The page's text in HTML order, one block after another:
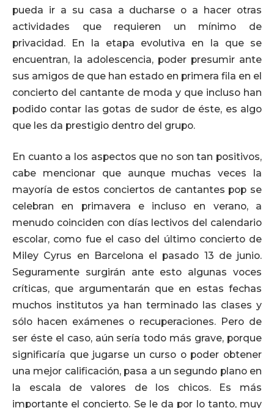
pueda ir a su casa a ducharse o a hacer otras
actividades que requieren un mínimo de
privacidad. En la etapa evolutiva en la que se
encuentran, la adolescencia, poder presumir ante
sus amigos de que han estado en primera fila en el
concierto del cantante de moda y que incluso han
podido contar las gotas de sudor de éste, es algo
que les da prestigio dentro del grupo.
En cuanto a los aspectos que no son tan positivos,
cabe mencionar que aunque muchas veces la
mayoría de estos conciertos de cantantes pop se
celebran en primavera e incluso en verano, a
menudo coinciden con días lectivos del calendario
escolar, como fue el caso del último concierto de
Miley Cyrus en Barcelona el pasado 13 de junio.
Seguramente surgirán ante esto algunas voces
críticas, que argumentarán que en estas fechas
muchos institutos ya han terminado las clases y
sólo hacen exámenes o recuperaciones. Pero de
ser éste el caso, aún sería todo más grave, porque
significaría que jugarse un curso o poder obtener
una mejor calificación, pasa a un segundo plano en
la escala de valores de los chicos. Es más
importante el concierto. Se le da por lo tanto, muy